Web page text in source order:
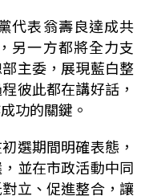
代表翁壽良達成共
另一方都將全力支
主委，展現藍白整
彼此都在講好話，
功的關鍵。
選期間明確表態，
並在市政活動中同
立、促進整合，讓